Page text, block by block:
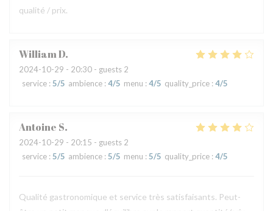
qualité / prix.
WilliamD
2024-10-29 - 20:30 - guests 2
service : 5/5 ambience : 4/5 menu : 4/5 quality_price : 4/5
Antoine S
2024-10-29 - 20:15 - guests 2
service : 5/5 ambience : 5/5 menu : 5/5 quality_price : 4/5
Qualité gastronomique et service très satisfaisants. Peut-